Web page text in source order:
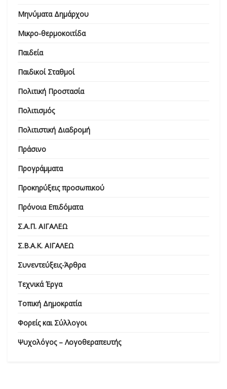
Μηνύματα Δημάρχου
Μικρο-θερμοκοιτίδα
Παιδεία
Παιδικοί Σταθμοί
Πολιτική Προστασία
Πολιτισμός
Πολιτιστική Διαδρομή
Πράσινο
Προγράμματα
Προκηρύξεις προσωπικού
Πρόνοια Επιδόματα
Σ.Α.Π. ΑΙΓΑΛΕΩ
Σ.Β.Α.Κ. ΑΙΓΑΛΕΩ
Συνεντεύξεις-Άρθρα
Τεχνικά Έργα
Τοπική Δημοκρατία
Φορείς και Σύλλογοι
Ψυχολόγος – Λογοθεραπευτής